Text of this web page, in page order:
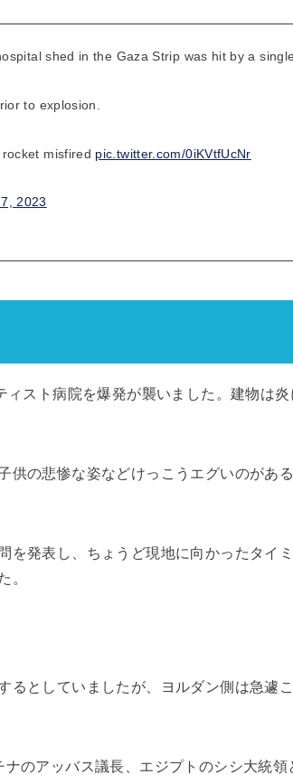
shed in the Gaza Strip was hit by a
to explosion.
misfired pic.twitter.com/0iKVtfUcNr
2023
スト病院を爆発が襲いました。建物は
供の悲惨な姿などけっこうエグいのがあ
を発表し、ちょうど現地に向かったタイ
。
としていましたが、ヨルダン側は急遽
のアッバス議長、エジプトのシシ大統